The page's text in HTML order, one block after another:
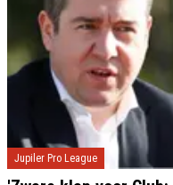
Jupiler Pro League